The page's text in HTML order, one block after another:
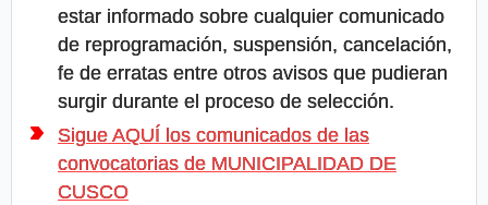
estar informado sobre cualquier comunicado
de reprogramación, suspensión, cancelación,
fe de erratas entre otros avisos que pudieran
surgir durante el proceso de selección.
Sigue AQUÍ los comunicados de las
convocatorias de MUNICIPALIDAD DE
CUSCO